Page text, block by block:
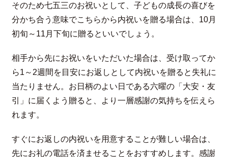
そのため七五三のお祝いとして、子どもの成長の喜びを
分かち合う意味でこちらから内祝いを贈る場合は、10月
初旬～11月下旬に贈るといいでしょう。
相手から先にお祝いをいただいた場合は、受け取ってか
ら1～2週間を目安にお返しとして内祝いを贈ると失礼に
当たりません。お日柄のよい日である六曜の「大安・友
引」に届くよう贈ると、より一層感謝の気持ちを伝えら
れます。
すぐにお返しの内祝いを用意することが難しい場合は、
先にお礼の電話を済ませることをおすすめします。感謝